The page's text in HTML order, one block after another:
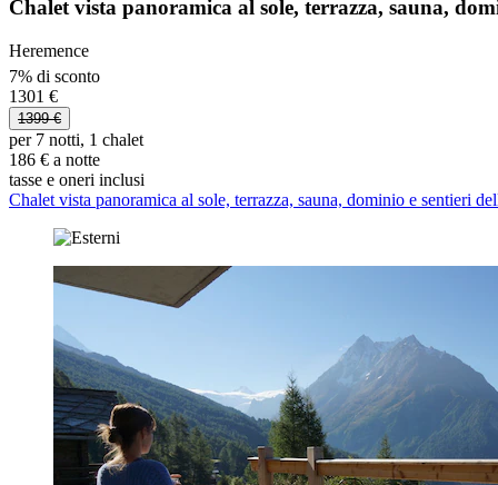
Chalet vista panoramica al sole, terrazza, sauna,
Heremence
7% di sconto
1301 €
1399 €
per 7 notti, 1 chalet
186 € a notte
tasse e oneri inclusi
Chalet vista panoramica al sole, terrazza, sauna, dominio e sentieri